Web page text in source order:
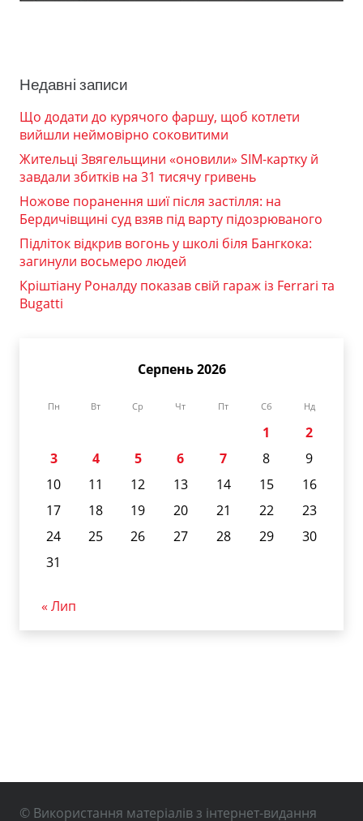
Недавні записи
Що додати до курячого фаршу, щоб котлети
вийшли неймовірно соковитими
Жительці Звягельщини «оновили» SIM-картку й
завдали збитків на 31 тисячу гривень
Ножове поранення шиї після застілля: на
Бердичівщині суд взяв під варту підозрюваного
Підліток відкрив вогонь у школі біля Бангкока:
загинули восьмеро людей
Кріштіану Роналду показав свій гараж із Ferrari та
Bugatti
Серпень 2026
Пн Вт Ср Чт Пт Сб Нд
1
2
3
4 5 6 7 8
9
10
11 12 13 14 15
16
17
18 19 20 21 22
23
24
25 26 27 28 29
30
31
« Лип
© Використання матеріалів з інтернет-видання